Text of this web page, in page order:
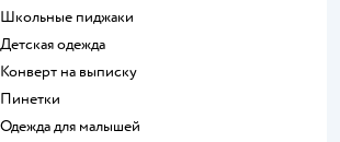
Школьные пиджаки
Детская одежда
Конверт на выписку
Пинетки
Одежда для малышей